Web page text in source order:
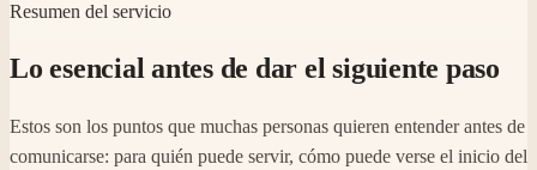
Resumen del servicio
Lo esencial antes de dar el siguiente paso
Estos son los puntos que muchas personas quieren entender antes de
comunicarse: para quién puede servir, cómo puede verse el inicio del